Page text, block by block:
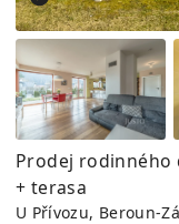
Prodej rodinného
+ terasa
U Přívozu, Beroun-